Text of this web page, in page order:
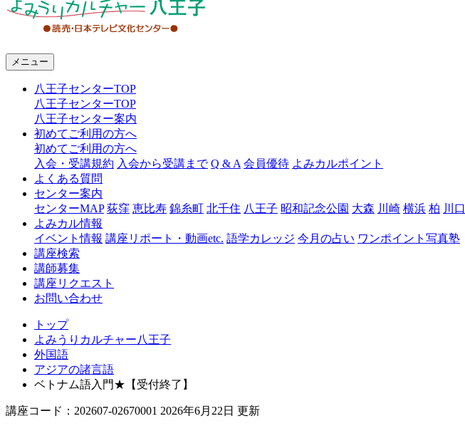
ャ
八
王
メニュー
八王子センターTOP
八王子センターTOP
八王子センター案内
初めてご利用の方へ
初めてご利用の方へ
入会・受講規約 入会から受講まで Q & A 会員優待 よみカルポイント
よくある質問
センター案内
センターMAP 荻窪 恵比寿 錦糸町 北千住 八王子 昭和記念公園 大森 川崎 横浜 柏 川口
よみカル情報
イベント情報 講座リポート・動画etc. 語学カレッジ 今月の占い ワンポイント写真塾
講座検索
講師募集
講座リクエスト
お問い合わせ
トップ
よみうりカルチャー八王子
外国語
アジアの諸言語
ベトナム語入門★【受付終了】
講座コード：202607-02670001 2026年6月22日 更新